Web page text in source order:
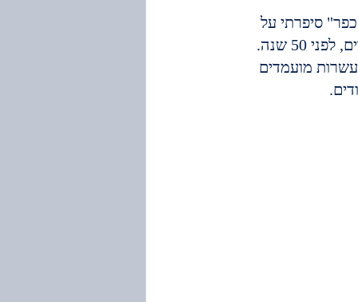
סיפרתי על
הגיבוש שלנו לסיירת מטכ"ל, לפני הגיוס לצה"ל, ממש לפני מלחמת יום הכיפורים, לפני 50 שנה.
עשרות מועמדים